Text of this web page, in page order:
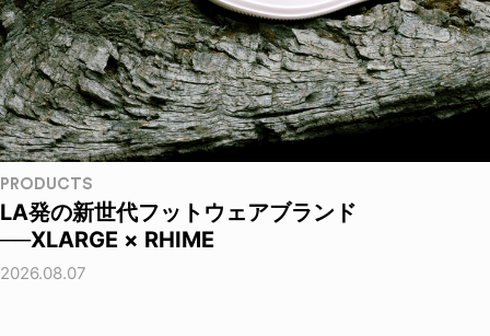
PRODUCTS
LA発の新世代フットウェアブランド
──XLARGE × RHIME
2026.08.07